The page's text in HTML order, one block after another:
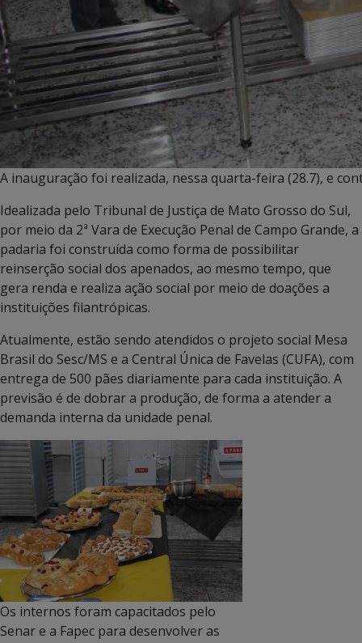
A inauguração foi realizada, nessa quarta-feira (28.7), e
Idealizada pelo Tribunal de Justiça de Mato Grosso do Sul,
por meio da 2ª Vara de Execução Penal de Campo Grande, a
padaria foi construída como forma de possibilitar
reinserção social dos apenados, ao mesmo tempo, que
gera renda e realiza ação social por meio de doações a
instituições filantrópicas.
Atualmente, estão sendo atendidos o projeto social Mesa
Brasil do Sesc/MS e a Central Única de Favelas (CUFA), com
entrega de 500 pães diariamente para cada instituição. A
previsão é de dobrar a produção, de forma a atender a
demanda interna da unidade penal.
Os internos foram capacitados pelo
Senar e a Fapec para desenvolver as